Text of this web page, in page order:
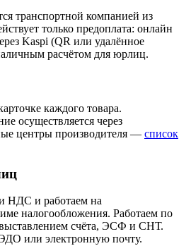
транспортной компанией из
только предоплата: онлайн
Kaspi (QR или удалённое
расчётом для юрлиц.
каждого товара.
осуществляется через
центры производителя — список
НДС и работаем на
налогообложения. Работаем по
выставлением счёта, ЭСФ и СНТ.
или электронную почту.